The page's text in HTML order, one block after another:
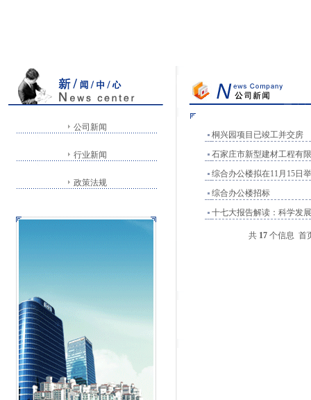
公司新闻
行业新闻
政策法规
桐兴园项目已竣工并交房
石家庄市新型建材工程有
综合办公楼拟在11月15日
综合办公楼招标
十七大报告解读：科学发
共 17 个信息 首